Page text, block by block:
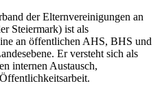
der Elternvereinigungen an
Steiermark) ist als
an öffentlichen AHS, BHS und
Er versteht sich als
internen Austausch,